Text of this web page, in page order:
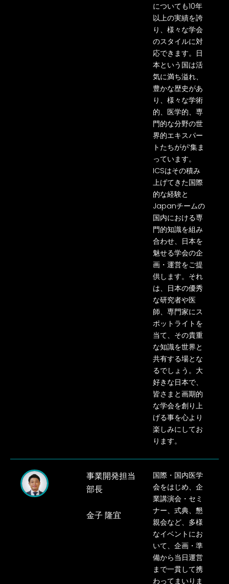
についても10年
以上の実績を誇
り、様々な学会
のスタイルに対
応できます。日
本という国は活
気に満ち溢れ、
豊かな歴史があ
り、様々な学術
的、医学的、専
門的な分野の世
界的エキスパー
トたちがが‘集ま
っています。
ICSはその積み
上げてきた国際
的な経験と
Japanチームの
国内における専
門的知識を組み
合わせ、日本を
魅せる学会の企
画・運営をご提
供します。それ
は、日本の優秀
な研究者や医
師、専門家にス
ポットライトを
当て、その貴重
な知識を世界と
共有する場とな
るでしょう。大
好きな日本で、
皆さまと画期的
な学会を創り上
げる事を心より
楽しみにしてお
ります。
事業開発担当
部長
金子 隆宜
国際・国内医学
会をはじめ、企
業講演会・セミ
ナー、式典、懇
親会など、多様
なイベントにお
いて、企画・準
備から当日運営
まで一貫して携
わってまいりま